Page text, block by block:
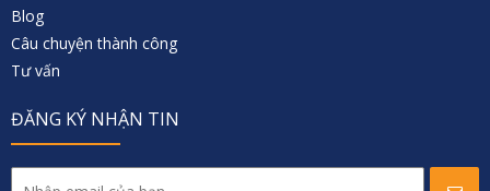
Blog
Câu chuyện thành công
Tư vấn
ĐĂNG KÝ NHẬN TIN